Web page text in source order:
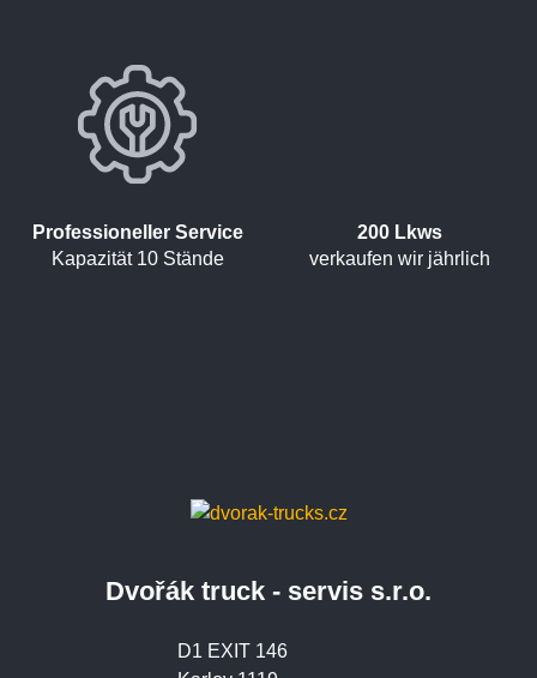
Professioneller Service
Kapazität 10 Stände
200 Lkws
verkaufen wir jährlich
Dvořák truck - servis s.r.o.
D1 EXIT 146